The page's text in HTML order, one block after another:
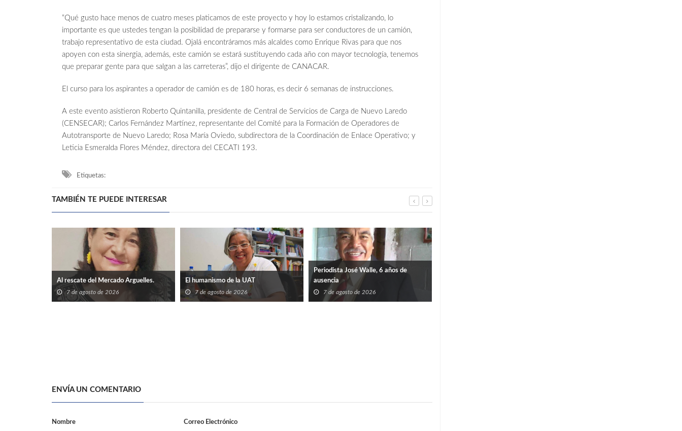
“Qué gusto hace menos de cuatro meses platicamos de este proyecto y hoy lo estamos cristalizando, lo
importante es que ustedes tengan la posibilidad de prepararse y formarse para ser conductores de un camión,
trabajo representativo de esta ciudad. Ojalá encontráramos más alcaldes como Enrique Rivas para que nos
apoyen con esta sinergia, además, este camión se estará sustituyendo cada año con mayor tecnología, tenemos
que preparar gente para que salgan a las carreteras”, dijo el dirigente de CANACAR.
El curso para los aspirantes a operador de camión es de 180 horas, es decir 6 semanas de instrucciones.
A este evento asistieron Roberto Quintanilla, presidente de Central de Servicios de Carga de Nuevo Laredo
(CENSECAR); Carlos Fernández Martínez, representante del Comité para la Formación de Operadores de
Autotransporte de Nuevo Laredo; Rosa María Oviedo, subdirectora de la Coordinación de Enlace Operativo; y
Leticia Esmeralda Flores Méndez, directora del CECATI 193.
Etiquetas:
TAMBIÉN TE PUEDE INTERESAR
Al rescate del Mercado Arguelles.
7 de agosto de 2026
El humanismo de la UAT
7 de agosto de 2026
Periodista José Walle, 6 años de
ausencia
7 de agosto de 2026
ENVÍA UN COMENTARIO
Nombre Correo Electrónico